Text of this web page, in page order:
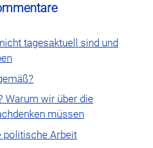
tagesaktuell sind und
Warum wir über die
müssen
politische Arbeit